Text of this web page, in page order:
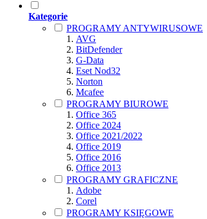
Kategorie
PROGRAMY ANTYWIRUSOWE
AVG
BitDefender
G-Data
Eset Nod32
Norton
Mcafee
PROGRAMY BIUROWE
Office 365
Office 2024
Office 2021/2022
Office 2019
Office 2016
Office 2013
PROGRAMY GRAFICZNE
Adobe
Corel
PROGRAMY KSIĘGOWE